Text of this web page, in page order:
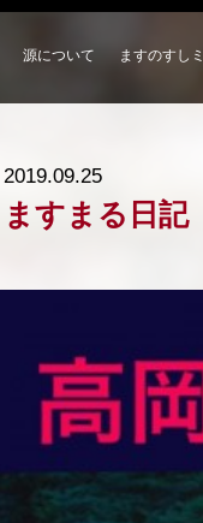
源について ますのすし
2019.09.25
ますまる日記